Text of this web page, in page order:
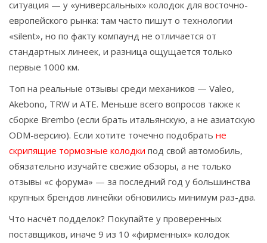
ситуация — у «универсальных» колодок для восточно-
европейского рынка: там часто пишут о технологии
«silent», но по факту компаунд не отличается от
стандартных линеек, и разница ощущается только
первые 1000 км.
Топ на реальные отзывы среди механиков — Valeo,
Akebono, TRW и ATE. Меньше всего вопросов также к
сборке Brembo (если брать итальянскую, а не азиатскую
ODM-версию). Если хотите точечно подобрать не
скрипящие тормозные колодки под свой автомобиль,
обязательно изучайте свежие обзоры, а не только
отзывы «с форума» — за последний год у большинства
крупных брендов линейки обновились минимум раз-два.
Что насчёт подделок? Покупайте у проверенных
поставщиков, иначе 9 из 10 «фирменных» колодок